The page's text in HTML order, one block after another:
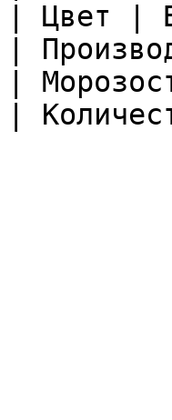
| Цвет |
|
|
|